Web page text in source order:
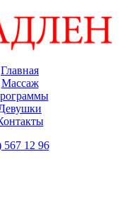
Главная
Массаж
567 12 96